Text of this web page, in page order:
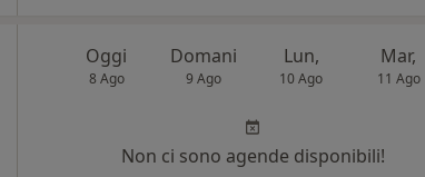
Oggi
8 Ago
Domani
9 Ago
Lun,
10 Ago
Mar,
11 Ago
Non ci sono agende disponibili!